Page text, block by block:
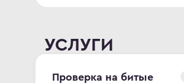
УСЛУГИ
Проверка на битые